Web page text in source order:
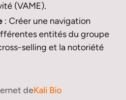
(VAME).
: Créer une navigation
entités du groupe
selling et la notoriété
ernetdeKali Bio